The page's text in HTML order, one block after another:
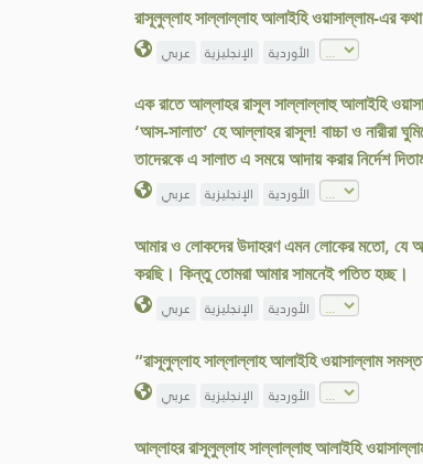
রাসূলুল্লাহ সাল্লাল্লাহ আলাইহি ওয়াসাল্লাম-এর
عربي الإنجليزية الأوردية
এক রাতে আল্লাহর রাসূল সাল্লাল্লাহু আলাইহি
‘আস-সালাত’ হে আল্লাহর রাসূল! বাচ্চা ও নারীরা
তাদেরকে এ সালাত এ সময়ে আদায় করার নির্দেশ
عربي الإنجليزية الأوردية
আমার ও লোকদের উদাহরণ এমন লোকের মতো, যে
করছি। কিন্তু তোমরা আমার সামনেই পতিত হচ্ছ।
عربي الإنجليزية الأوردية
“রাসূলুল্লাহ সাল্লাল্লাহ আলাইহি ওয়াসাল্লাম
عربي الإنجليزية الأوردية
আল্লাহর রাসূলুল্লাহ সাল্লাল্লাহু আলাইহি